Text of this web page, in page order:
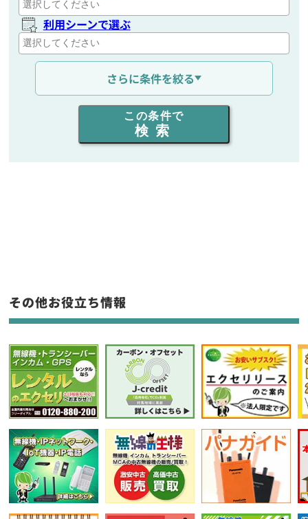
利用シーンで選ぶ
通信距離を選ぶ
出力を選ぶ
同時通話人数を選ぶ
フリーワード入力(製品名等)
選択条件をリセット
さらに条件を絞る
この条件で
検索
その他お役立ち情報